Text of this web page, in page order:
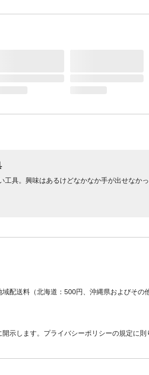
工具。興味はあるけどなかなか手が出せなか
配送料（北海道：500円、沖縄県およびそ
示します。プライバシーポリシーの規定に則